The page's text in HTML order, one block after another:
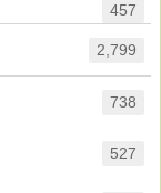
457
2,799
738
527